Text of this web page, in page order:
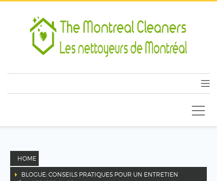
HOME
BLOGUE: CONSEILS PRATIQUES POUR UN ENTRETIEN